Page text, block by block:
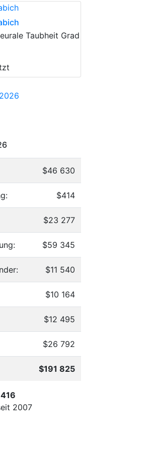
Taubheit Grad
2026
$46 630
$414
$23 277
$59 345
$11 540
$10 164
$12 495
$26 792
$191 825
2007